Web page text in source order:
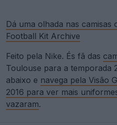
Dá uma olhada nas camisas
Football Kit Archive
Feito pela Nike. És fã das
Toulouse para a temporada
abaixo e navega pela Visão
2016 para ver mais
vazaram.